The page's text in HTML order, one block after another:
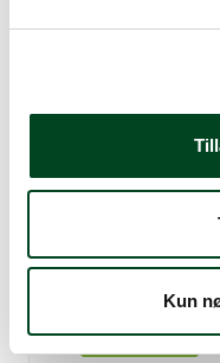
Kun
Tekanne med sil 1
368,75